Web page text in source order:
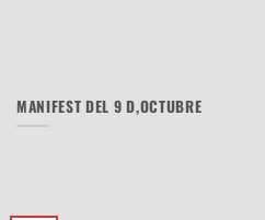
MANIFEST DEL 9 D,OCTUBRE